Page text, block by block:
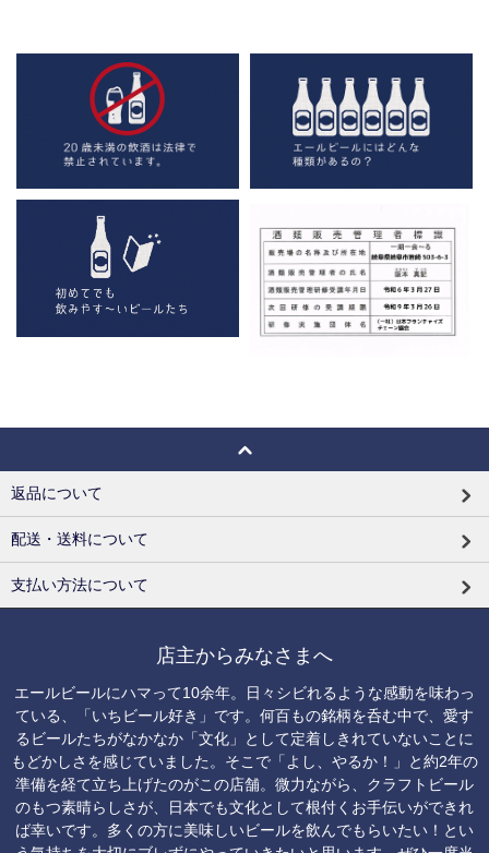
返品について
配送・送料について
支払い方法について
店主からみなさまへ
エールビールにハマって10余年。日々シビれるような感動を味わっ
ている、「いちビール好き」です。何百もの銘柄を呑む中で、愛す
るビールたちがなかなか「文化」として定着しきれていないことに
もどかしさを感じていました。そこで「よし、やるか！」と約2年の
準備を経て立ち上げたのがこの店舗。微力ながら、クラフトビール
のもつ素晴らしさが、日本でも文化として根付くお手伝いができれ
ば幸いです。多くの方に美味しいビールを飲んでもらいたい！とい